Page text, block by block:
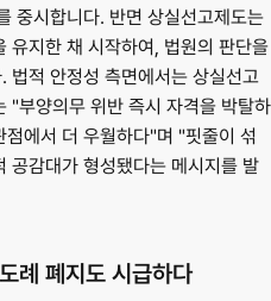
중시합니다. 반면 상실선고제도는
유지한 채 시작하여, 법원의 판단을
법적 안정성 측면에서는 상실선고
"부양의무 위반 즉시 자격을 박탈하
에서 더 우월하다"며 "핏줄이 섞
공감대가 형성됐다는 메시지를 발
례 폐지도 시급하다